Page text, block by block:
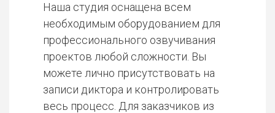
Наша студия оснащена всем
необходимым оборудованием для
профессионального озвучивания
проектов любой сложности. Вы
можете лично присутствовать на
записи диктора и контролировать
весь процесс. Для заказчиков из